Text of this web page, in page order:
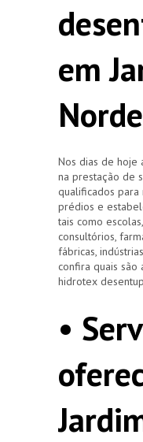
em
Nos dias de hoje
na prestação de
qualificados para
prédios e
tais como
consultórios,
fábricas,
confira quais são
hidrotex
•